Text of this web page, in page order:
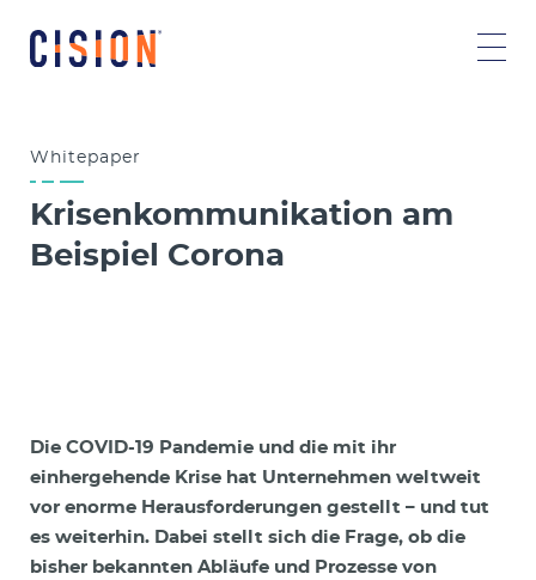
Whitepaper
Krisenkommunikation am
Beispiel Corona
Die COVID-19 Pandemie und die mit ihr
einhergehende Krise hat Unternehmen weltweit
vor enorme Herausforderungen gestellt – und tut
es weiterhin. Dabei stellt sich die Frage, ob die
bisher bekannten Abläufe und Prozesse von